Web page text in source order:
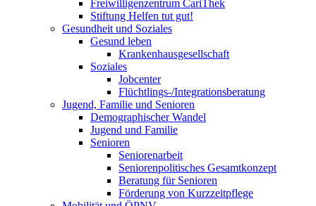
Freiwilligenzentrum CariThek
Stiftung Helfen tut gut!
Gesundheit und Soziales
Gesund leben
Krankenhausgesellschaft
Soziales
Jobcenter
Flüchtlings-/Integrationsberatung
Jugend, Familie und Senioren
Demographischer Wandel
Jugend und Familie
Senioren
Seniorenarbeit
Seniorenpolitisches Gesamtkonzept
Beratung für Senioren
Förderung von Kurzzeitpflege